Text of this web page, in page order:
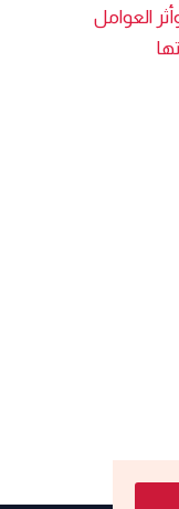
العوامل